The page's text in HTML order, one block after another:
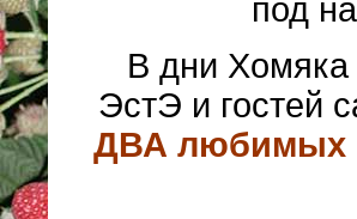
под
В дни
ЭстЭ и гостей
ДВА любимых